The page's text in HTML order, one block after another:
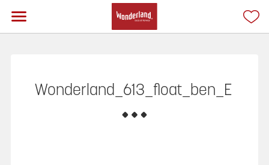
Wonderland_613_float_ben_E